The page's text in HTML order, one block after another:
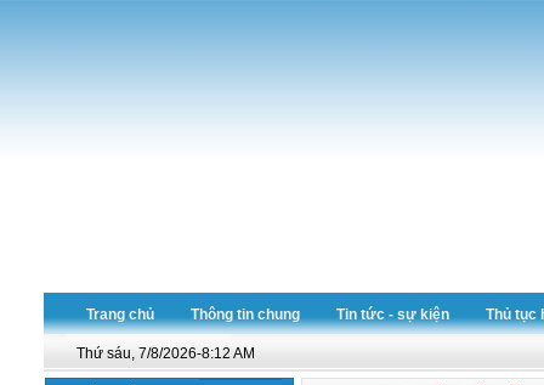
Trang chủ Thông tin chung Tin tức - sự kiện Thủ tục
Thứ sáu, 7/8/2026-8:12 AM